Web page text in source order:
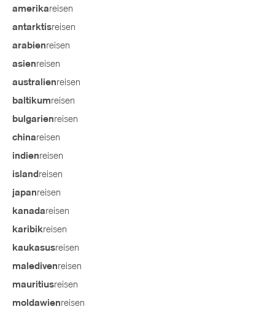
amerikareisen
antarktisreisen
arabienreisen
asienreisen
australienreisen
baltikumreisen
bulgarienreisen
chinareisen
indienreisen
island reisen
japanreisen
kanadareisen
karibikreisen
kaukasusreisen
maledivenreisen
mauritiusreisen
moldawienreisen